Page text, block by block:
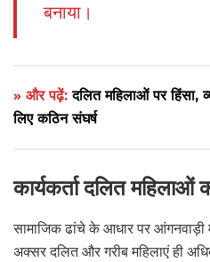
बनाया।
» और पढ़ें:दलित महिलाओं पर हिंसा,
लिए कठिन संघर्ष
कार्यकर्ता दलित महिलाओं
सामाजिक ढांचे के आधार पर आंगनवाड़ी
अक्सर दलित और गरीब महिलाएं ही